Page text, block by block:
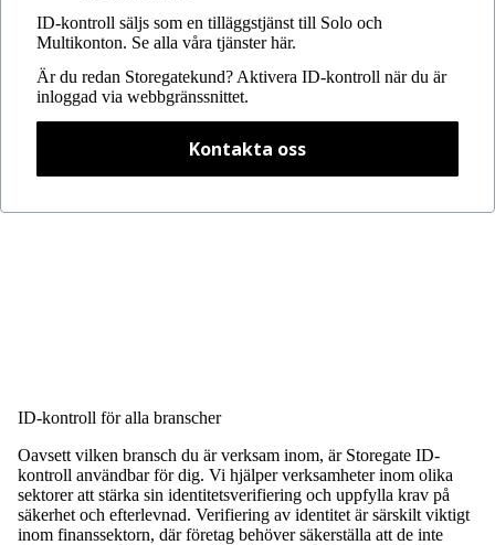
ID-kontroll säljs som en tilläggstjänst till Solo och
Multikonton. Se alla våra tjänster här.
Är du redan Storegatekund? Aktivera ID-kontroll när du är
inloggad via webbgränssnittet.
Kontakta oss
ID-kontroll för alla branscher
Oavsett vilken bransch du är verksam inom, är Storegate ID-
kontroll användbar för dig. Vi hjälper verksamheter inom olika
sektorer att stärka sin identitetsverifiering och uppfylla krav på
säkerhet och efterlevnad. Verifiering av identitet är särskilt viktigt
inom finanssektorn, där företag behöver säkerställa att de inte